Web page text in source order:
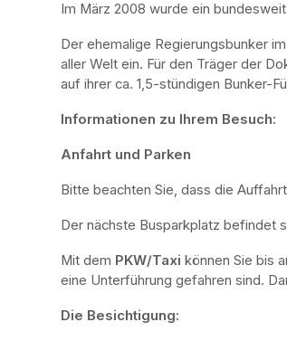
Im März 2008 wurde ein
Der ehemalige Regierungsbunker
aller Welt ein. Für den Träger der
auf ihrer ca. 1,5-stündigen Bunker-
Informationen zu Ihrem Besuch:
Anfahrt und Parken
Bitte beachten Sie, dass die
Der nächste Busparkplatz befindet
Mit dem PKW/Taxi können Sie bis
eine Unterführung gefahren sind.
Die Besichtigung: